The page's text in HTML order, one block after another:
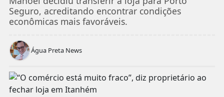
Seguro, acreditando encontrar condições
econômicas mais favoráveis.
Água Preta News